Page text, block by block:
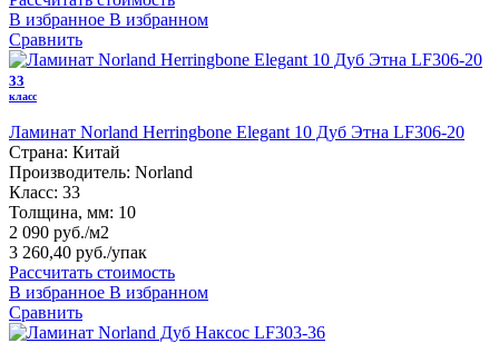
В избранное В избранном
Сравнить
33
класс
Ламинат Norland Herringbone Elegant 10 Дуб Этна LF306-20
Страна: Китай
Производитель: Norland
Класс: 33
Толщина, мм: 10
2 090 руб./м2
3 260,40 руб./упак
Рассчитать стоимость
В избранное В избранном
Сравнить